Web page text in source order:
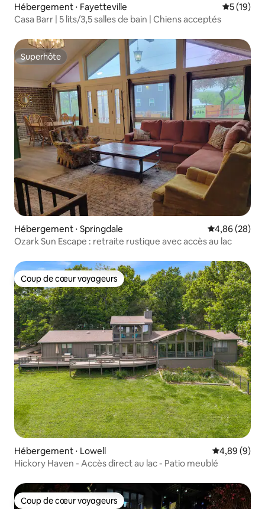
Hébergement ⋅ Fayetteville
5 (19)
Casa Barr | 5 lits/3,5 salles de bain | Chiens acceptés
Superhôte
Superhôte
Hébergement ⋅ Springdale Évaluation
4,86 (28)
Ozark Sun Escape : retraite rustique avec accès au lac
Coup de cœur voyageurs
Coup de cœur voyageurs
Hébergement ⋅ Lowell Évaluation
4,89 (9)
Hickory Haven - Accès direct au lac - Patio meublé
Coup de cœur voyageurs
Coup de cœur voyageurs